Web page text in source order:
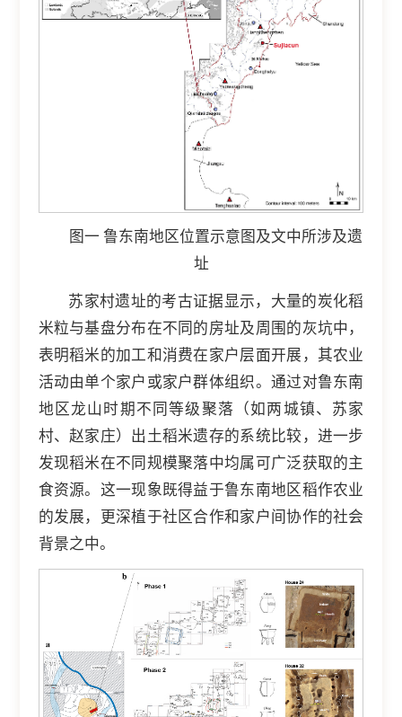
图一 鲁东南地区位置示意图及文中所涉及遗
址
苏家村遗址的考古证据显示，大量的炭化稻
米粒与基盘分布在不同的房址及周围的灰坑中，
表明稻米的加工和消费在家户层面开展，其农业
活动由单个家户或家户群体组织。通过对鲁东南
地区龙山时期不同等级聚落（如两城镇、苏家
村、赵家庄）出土稻米遗存的系统比较，进一步
发现稻米在不同规模聚落中均属可广泛获取的主
食资源。这一现象既得益于鲁东南地区稻作农业
的发展，更深植于社区合作和家户间协作的社会
背景之中。